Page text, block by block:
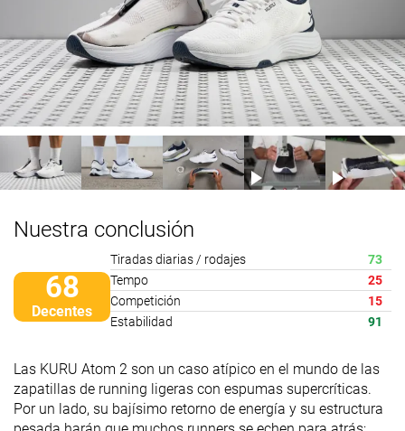
Nuestra conclusión
68
Decentes
Tiradas diarias / rodajes
73
Tempo
25
Competición
15
Estabilidad
91
Las KURU Atom 2 son un caso atípico en el mundo de las
zapatillas de running ligeras con espumas supercríticas.
Por un lado, su bajísimo retorno de energía y su estructura